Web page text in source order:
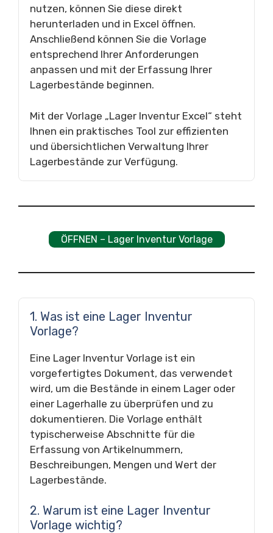
nutzen, können Sie diese direkt
herunterladen und in Excel öffnen.
Anschließend können Sie die Vorlage
entsprechend Ihrer Anforderungen
anpassen und mit der Erfassung Ihrer
Lagerbestände beginnen.
Mit der Vorlage „Lager Inventur Excel“ steht
Ihnen ein praktisches Tool zur effizienten
und übersichtlichen Verwaltung Ihrer
Lagerbestände zur Verfügung.
ÖFFNEN – Lager Inventur Vorlage
1. Was ist eine Lager Inventur
Vorlage?
Eine Lager Inventur Vorlage ist ein
vorgefertigtes Dokument, das verwendet
wird, um die Bestände in einem Lager oder
einer Lagerhalle zu überprüfen und zu
dokumentieren. Die Vorlage enthält
typischerweise Abschnitte für die
Erfassung von Artikelnummern,
Beschreibungen, Mengen und Wert der
Lagerbestände.
2. Warum ist eine Lager Inventur
Vorlage wichtig?